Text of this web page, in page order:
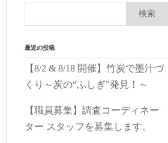
最近の投稿
【8/2 & 8/18 開催】竹炭で墨汁づ
くり～炭の“ふしぎ”発見！～
【職員募集】調査コーディネー
ター スタッフを募集します。